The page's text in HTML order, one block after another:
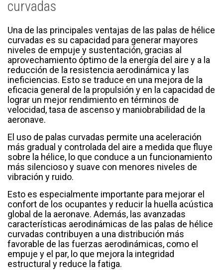
curvadas
Una de las principales ventajas de las palas de hélice
curvadas es su capacidad para generar mayores
niveles de empuje y sustentación, gracias al
aprovechamiento óptimo de la energía del aire y a la
reducción de la resistencia aerodinámica y las
ineficiencias. Esto se traduce en una mejora de la
eficacia general de la propulsión y en la capacidad de
lograr un mejor rendimiento en términos de
velocidad, tasa de ascenso y maniobrabilidad de la
aeronave.
El uso de palas curvadas permite una aceleración
más gradual y controlada del aire a medida que fluye
sobre la hélice, lo que conduce a un funcionamiento
más silencioso y suave con menores niveles de
vibración y ruido.
Esto es especialmente importante para mejorar el
confort de los ocupantes y reducir la huella acústica
global de la aeronave. Además, las avanzadas
características aerodinámicas de las palas de hélice
curvadas contribuyen a una distribución más
favorable de las fuerzas aerodinámicas, como el
empuje y el par, lo que mejora la integridad
estructural y reduce la fatiga.